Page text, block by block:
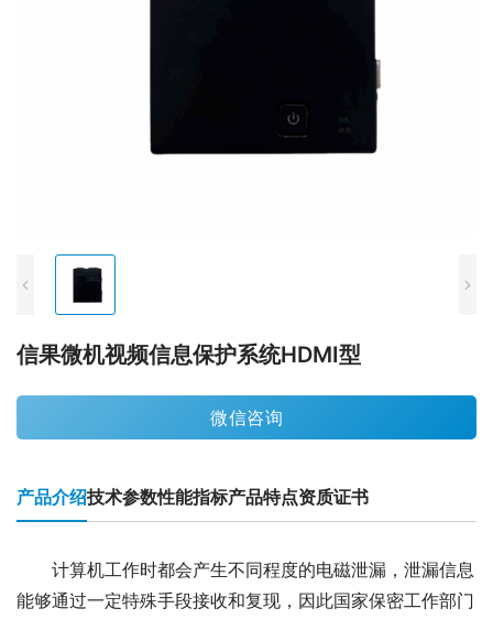
信果微机视频信息保护系统HDMI型
微信咨询
产品介绍技术参数性能指标产品特点资质证书
计算机工作时都会产生不同程度的电磁泄漏，泄漏信息
能够通过一定特殊手段接收和复现，因此国家保密工作部门